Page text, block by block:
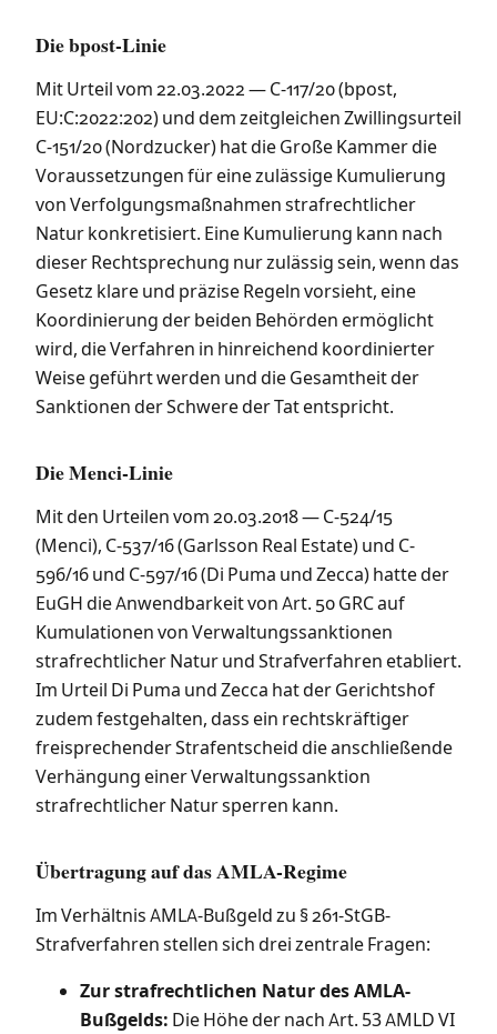
Die bpost-Linie
Mit Urteil vom 22.03.2022 — C-117/20 (bpost,
EU:C:2022:202) und dem zeitgleichen Zwillingsurteil
C-151/20 (Nordzucker) hat die Große Kammer die
Voraussetzungen für eine zulässige Kumulierung
von Verfolgungsmaßnahmen strafrechtlicher
Natur konkretisiert. Eine Kumulierung kann nach
dieser Rechtsprechung nur zulässig sein, wenn das
Gesetz klare und präzise Regeln vorsieht, eine
Koordinierung der beiden Behörden ermöglicht
wird, die Verfahren in hinreichend koordinierter
Weise geführt werden und die Gesamtheit der
Sanktionen der Schwere der Tat entspricht.
Die Menci-Linie
Mit den Urteilen vom 20.03.2018 — C-524/15
(Menci), C-537/16 (Garlsson Real Estate) und C-
596/16 und C-597/16 (Di Puma und Zecca) hatte der
EuGH die Anwendbarkeit von Art. 50 GRC auf
Kumulationen von Verwaltungssanktionen
strafrechtlicher Natur und Strafverfahren etabliert.
Im Urteil Di Puma und Zecca hat der Gerichtshof
zudem festgehalten, dass ein rechtskräftiger
freisprechender Strafentscheid die anschließende
Verhängung einer Verwaltungssanktion
strafrechtlicher Natur sperren kann.
Übertragung auf das AMLA-Regime
Im Verhältnis AMLA-Bußgeld zu § 261-StGB-
Strafverfahren stellen sich drei zentrale Fragen:
Zur strafrechtlichen Natur des AMLA-
Bußgelds: Die Höhe der nach Art. 53 AMLD VI